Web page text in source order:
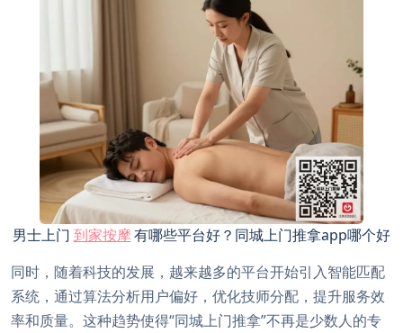
男士上门 到家按摩有哪些平台好？同城上门推拿app哪个好
同时，随着科技的发展，越来越多的平台开始引入智能匹配
系统，通过算法分析用户偏好，优化技师分配，提升服务效
率和质量。这种趋势使得“同城上门推拿”不再是少数人的专